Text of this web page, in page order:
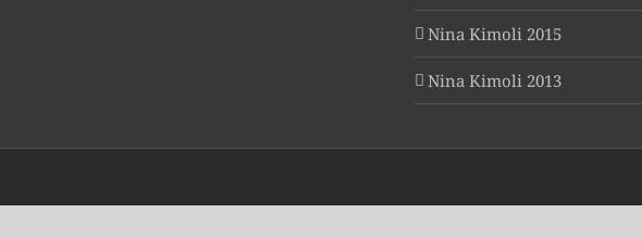
Nina Kimoli 2015
Nina Kimoli 2013